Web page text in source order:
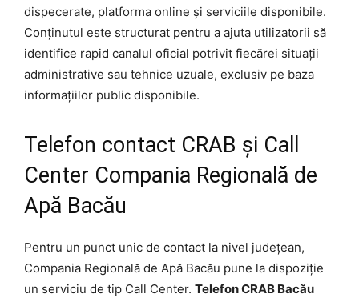
dispecerate, platforma online și serviciile disponibile.
Conținutul este structurat pentru a ajuta utilizatorii să
identifice rapid canalul oficial potrivit fiecărei situații
administrative sau tehnice uzuale, exclusiv pe baza
informațiilor public disponibile.
Telefon contact CRAB și Call
Center Compania Regională de
Apă Bacău
Pentru un punct unic de contact la nivel județean,
Compania Regională de Apă Bacău pune la dispoziție
un serviciu de tip Call Center. Telefon CRAB Bacău